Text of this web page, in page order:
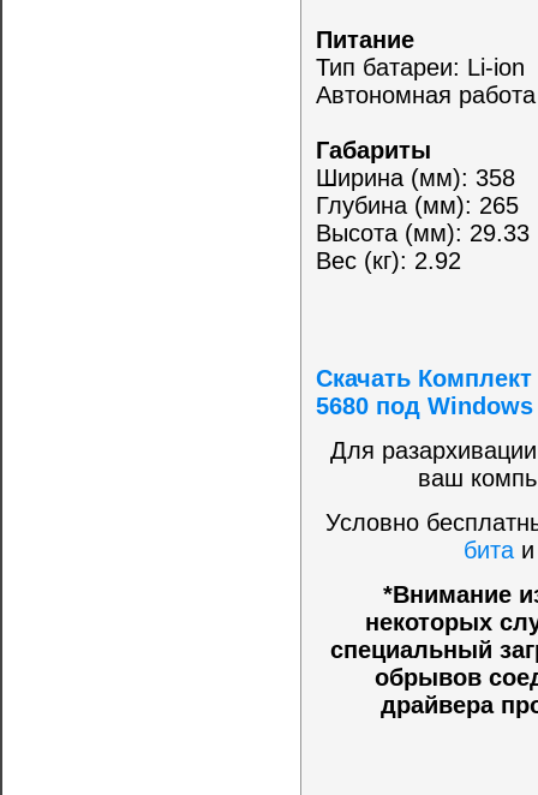
Питание
Тип батареи: Li-ion
Автономная
Габариты
Ширина (мм): 358
Глубина (мм): 265
Высота (мм): 29.33
Вес (кг): 2.92
Скачать
5680 под
Для
ваш
Условно
бита
*Внимание
некоторых
специальный
обрывов
драйвера